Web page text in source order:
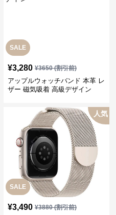
SALE
¥3,280 ¥3650(割引前)
アップルウォッチバンド 本革 レ
ザー 磁気吸着 高級デザイン
SALE
人気
¥3,490 ¥3880(割引前)